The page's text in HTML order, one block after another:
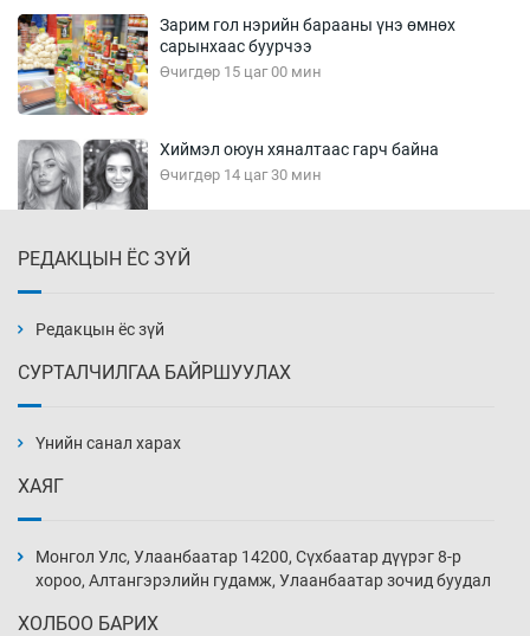
Зарим гол нэрийн барааны үнэ өмнөх
сарынхаас буурчээ
Өчигдөр 15 цаг 00 мин
Хиймэл оюун хяналтаас гарч байна
Өчигдөр 14 цаг 30 мин
Өчигдөр 14 цаг 00 мин
нэмэгджээ
Өчигдөр 13 цаг 30 мин
РЕДАКЦЫН ЁС ЗҮЙ
Редакцын ёс зүй
СУРТАЛЧИЛГАА БАЙРШУУЛАХ
Үнийн санал харах
ХАЯГ
Монгол Улс, Улаанбаатар 14200, Сүхбаатар дүүрэг 8-р
хороо, Алтангэрэлийн гудамж, Улаанбаатар зочид буудал
ХОЛБОО БАРИХ